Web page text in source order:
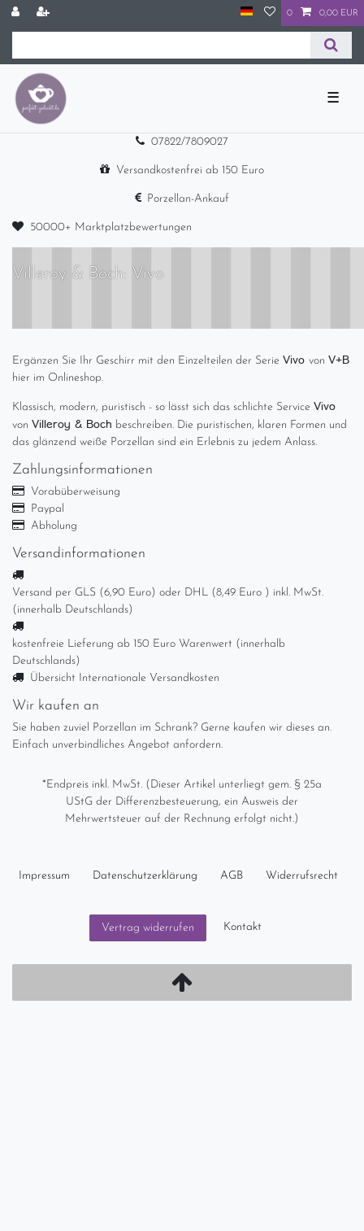
0 0,00 EUR
☰
07822/7809027
Versandkostenfrei ab 150 Euro
Porzellan-Ankauf
50000+ Marktplatzbewertungen
Villeroy & Boch: Vivo
Ergänzen Sie Ihr Geschirr mit den Einzelteilen der Serie Vivo von V+B
hier im Onlineshop.
Klassisch, modern, puristisch - so lässt sich das schlichte Service Vivo
von Villeroy & Boch beschreiben. Die puristischen, klaren Formen und
das glänzend weiße Porzellan sind ein Erlebnis zu jedem Anlass.
Zahlungsinformationen
Vorabüberweisung
Paypal
Abholung
Versandinformationen
Versand per GLS (6,90 Euro) oder DHL (8,49 Euro ) inkl. MwSt.
(innerhalb Deutschlands)
kostenfreie Lieferung ab 150 Euro Warenwert (innerhalb
Deutschlands)
Übersicht Internationale Versandkosten
Wir kaufen an
Sie haben zuviel Porzellan im Schrank? Gerne kaufen wir dieses an.
Einfach unverbindliches Angebot anfordern.
*Endpreis inkl. MwSt. (Dieser Artikel unterliegt gem. § 25a
UStG der Differenzbesteuerung, ein Ausweis der
Mehrwertsteuer auf der Rechnung erfolgt nicht.)
Impressum Daten­schutz­erklärung AGB Widerrufs­recht
Vertrag widerrufen Kontakt